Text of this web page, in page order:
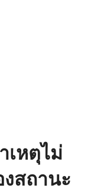
เหตุไม่
สถานะ